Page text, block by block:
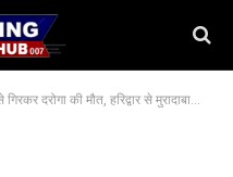
की मौत, हरिद्वार से मुरादाबाद जाते वक्त हुआ हादसा